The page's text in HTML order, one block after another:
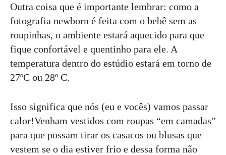
Outra coisa que é importante lembrar: como a
fotografia newborn é feita com o bebê sem as
roupinhas, o ambiente estará aquecido para que
fique confortável e quentinho para ele. A
temperatura dentro do estúdio estará em torno de
27ºC ou 28º C.
Isso significa que nós (eu e vocês) vamos passar
calor!Venham vestidos com roupas “em camadas”
para que possam tirar os casacos ou blusas que
vestem se o dia estiver frio e dessa forma não